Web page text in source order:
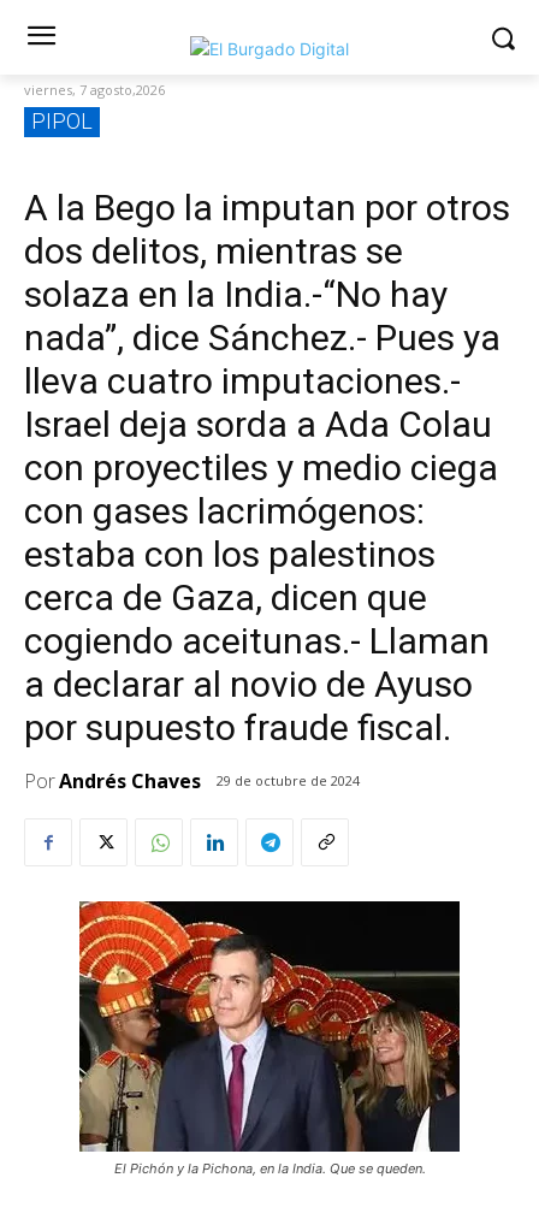
viernes, 7 agosto,2026
PIPOL
A la Bego la imputan por otros
dos delitos, mientras se
solaza en la India.-“No hay
nada”, dice Sánchez.- Pues ya
lleva cuatro imputaciones.-
Israel deja sorda a Ada Colau
con proyectiles y medio ciega
con gases lacrimógenos:
estaba con los palestinos
cerca de Gaza, dicen que
cogiendo aceitunas.- Llaman
a declarar al novio de Ayuso
por supuesto fraude fiscal.
PorAndrés Chaves 29 de octubre de 2024
El Pichón y la Pichona, en la India. Que se queden.